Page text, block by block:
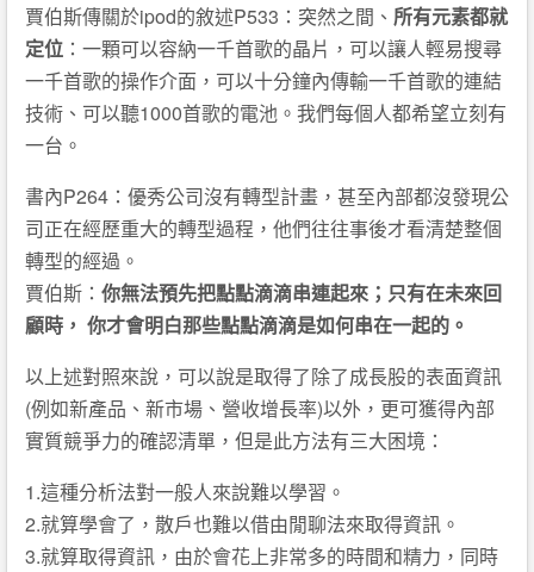
賈伯斯傳關於ipod的敘述P533：突然之間、 所有元素都就
定位 ：一顆可以容納一千首歌的晶片，可以讓人輕易搜尋
一千首歌的操作介面，可以十分鐘內傳輸一千首歌的連結
技術、可以聽1000首歌的電池。我們每個人都希望立刻有
一台。
書內P264：優秀公司沒有轉型計畫，甚至內部都沒發現公
司正在經歷重大的轉型過程，他們往往事後才看清楚整個
轉型的經過。
賈伯斯： 你無法預先把點點滴滴串連起來；只有在未來回
顧時， 你才會明白那些點點滴滴是如何串在一起的。
以上述對照來說，可以說是取得了除了成長股的表面資訊
(例如新產品、新市場、營收增長率)以外，更可獲得內部
實質競爭力的確認清單，但是此方法有三大困境：
1.這種分析法對一般人來說難以學習。
2.就算學會了，散戶也難以借由閒聊法來取得資訊。
3.就算取得資訊，由於會花上非常多的時間和精力，同時